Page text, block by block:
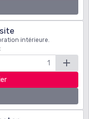
intérieure.